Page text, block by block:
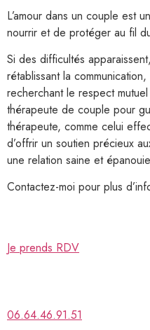
L’amour dans un couple est
nourrir et de protéger au fil
Si des difficultés
rétablissant la
recherchant le respect
thérapeute de couple pour
thérapeute, comme celui
d’offrir un soutien précieux
une relation saine et
Contactez-moi pour plus
Je prends RDV
06.64.46.91.51